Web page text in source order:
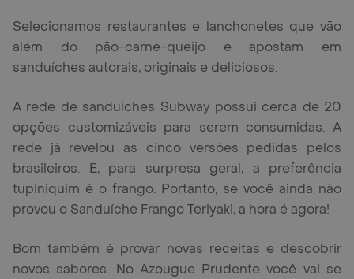
Selecionamos restaurantes e lanchonetes que vão
além do pão-carne-queijo e apostam em
sanduíches autorais, originais e deliciosos.
A rede de sanduíches Subway possui cerca de 20
opções customizáveis para serem consumidas. A
rede já revelou as cinco versões pedidas pelos
brasileiros. E, para surpresa geral, a preferência
tupiniquim é o frango. Portanto, se você ainda não
provou o Sanduíche Frango Teriyaki, a hora é agora!
Bom também é provar novas receitas e descobrir
novos sabores. No Azougue Prudente você vai se